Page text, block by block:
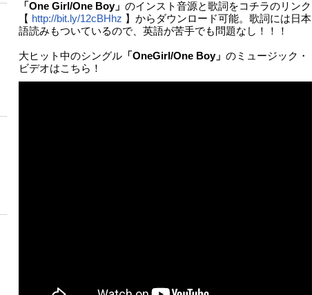
「One Girl/One Boy」 のインスト音源と歌詞をコチラのリンク
【 http://bit.ly/12cBHhz 】からダウンロード可能。歌詞には日本
語読みもついているので、英語が苦手でも問題なし！！！
大ヒット中のシングル「OneGirl/One Boy」 のミュージック・
ビデオはこちら！